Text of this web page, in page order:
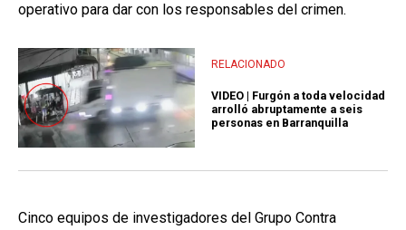
operativo para dar con los responsables del crimen.
RELACIONADO
VIDEO | Furgón a toda velocidad
arrolló abruptamente a seis
personas en Barranquilla
Cinco equipos de investigadores del Grupo Contra